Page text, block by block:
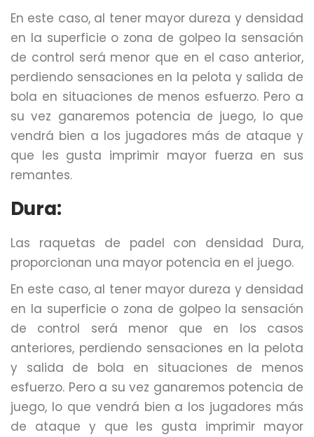
En este caso, al tener mayor dureza y densidad
en la superficie o zona de golpeo la sensación
de control será menor que en el caso anterior,
perdiendo sensaciones en la pelota y salida de
bola en situaciones de menos esfuerzo. Pero a
su vez ganaremos potencia de juego, lo que
vendrá bien a los jugadores más de ataque y
que les gusta imprimir mayor fuerza en sus
remantes.
Dura:
Las raquetas de padel con densidad Dura,
proporcionan una mayor potencia en el juego.
En este caso, al tener mayor dureza y densidad
en la superficie o zona de golpeo la sensación
de control será menor que en los casos
anteriores, perdiendo sensaciones en la pelota
y salida de bola en situaciones de menos
esfuerzo. Pero a su vez ganaremos potencia de
juego, lo que vendrá bien a los jugadores más
de ataque y que les gusta imprimir mayor